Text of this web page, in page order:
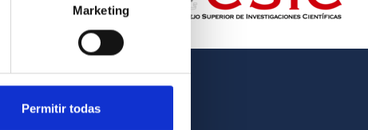
Marketing
Permitir todas